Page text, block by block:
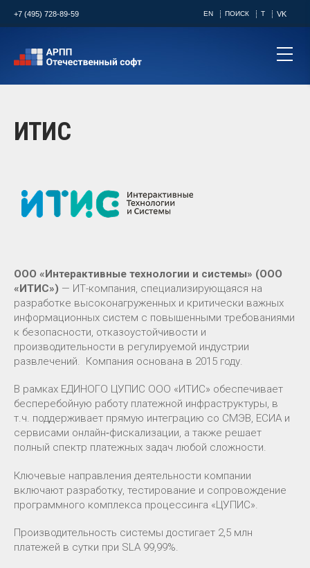
+7 (495) 728-89-59 EN ПОИСК T VK
ИТИС
ООО «Интерактивные технологии и системы» (ООО
«ИТИС») — ИТ-компания, специализирующаяся на
разработке высоконагруженных и критически важных
информационных систем с повышенными требованиями
к безопасности, отказоустойчивости и
производительности в регулируемой индустрии
развлечений. Компания основана в 2015 году.
В рамках ЕДИНОГО ЦУПИС ООО «ИТИС» обеспечивает
бесперебойную работу платежной инфраструктуры, в
т.ч. поддерживает прямую интеграцию со СМЭВ, ЕСИА и
сервисами онлайн‑фискализации, а также решает
полный спектр платежных задач любой сложности.
Ключевые направления деятельности компании
включают разработку, тестирование и сопровождение
программного комплекса процессинга «ЦУПИС».
Производительность системы достигает 2,5 млн
платежей в сутки при SLA 99,99%.